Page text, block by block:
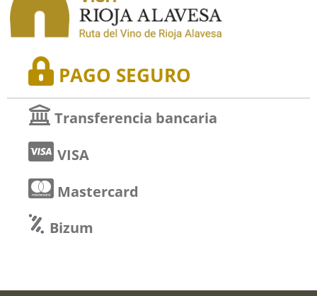
PAGO SEGURO
Transferencia bancaria
VISA
Mastercard
Bizum